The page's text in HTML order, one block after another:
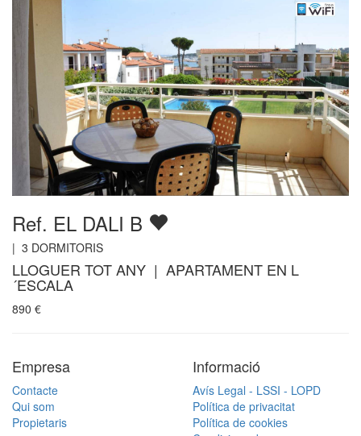
Ref. EL DALI B
| 3 DORMITORIS
LLOGUER TOT ANY | APARTAMENT EN L
´ESCALA
890 €
Empresa
Contacte
Qui som
Propietaris
Informació
Avís Legal - LSSI - LOPD
Política de privacitat
Política de cookies